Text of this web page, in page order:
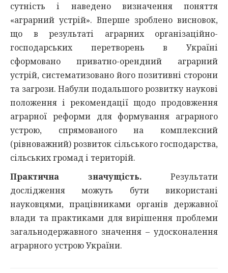
сутність і наведено визначення поняття
«аграрний устрій». Вперше зроблено висновок,
що в результаті аграрних організаційно-
господарських перетворень в Україні
сформовано приватно-орендний аграрний
устрій, систематизовано його позитивні сторони
та загрози. Набули подальшого розвитку наукові
положення і рекомендації щодо продовження
аграрної реформи для формування аграрного
устрою, спрямованого на комплексний
(рівноважний) розвиток сільського господарства,
сільських громад і територій.
Практична значущість. Результати
дослідження можуть бути використані
науковцями, працівниками органів державної
влади та практиками для вирішення проблеми
загальнодержавного значення – удосконалення
аграрного устрою України.